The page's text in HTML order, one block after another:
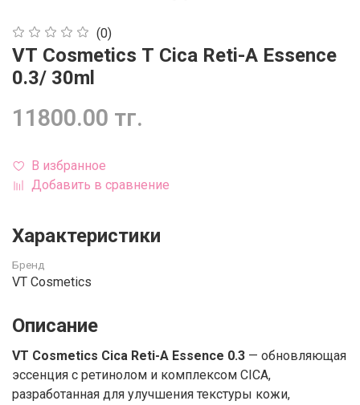
(0)
VT Cosmetics T Cica Reti-A Essence
0.3/ 30ml
11800.00 тг.
В избранное
Добавить в сравнение
Характеристики
Бренд
VT Cosmetics
Описание
VT Cosmetics Cica Reti-A Essence 0.3 — обновляющая
эссенция с ретинолом и комплексом CICA,
разработанная для улучшения текстуры кожи,